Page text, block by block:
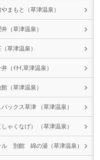
まもと（草津温泉）
（草津温泉）
草津温泉）
（ｲﾁｲ,草津温泉）
（草津温泉）
ックス草津 （草津温泉）
ゃくなげ） （草津温泉）
ル 別館 綿の湯（草津温泉）